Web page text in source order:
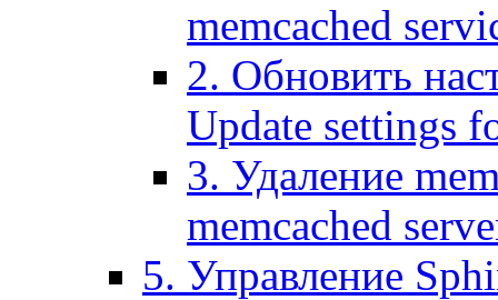
memcached
2. Обновить
Update settings
3. Удаление
memcached
5. Управление